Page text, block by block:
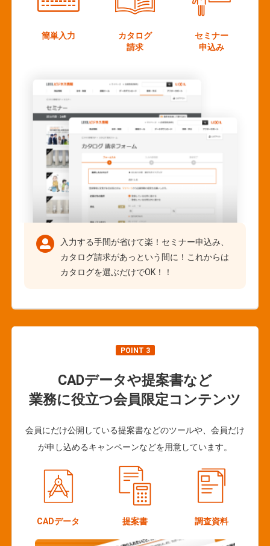
簡単入力
カタログ
請求
セミナー
申込み
入力する手間が省けて楽！セミナー申込み、
カタログ請求があっという間に！これからは
カタログを選ぶだけでOK！！
POINT 3
CADデータや提案書など
業務に役立つ会員限定コンテンツ
会員にだけ公開している提案書などのツールや、会員だけ
が申し込めるキャンペーンなどを用意しています。
CADデータ 提案書 調査資料